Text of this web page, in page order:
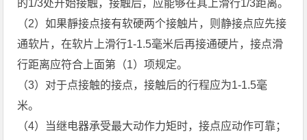
的1/3处开始接触，接触后，应能够在其上滑行1/3距离。
（2）如果靜接点接有软硬两个接触片，则静接点应先接
通软片，在软片上滑行1-1.5毫米后再接通硬片，接点滑
行距离应符合上面第（1）项规定。
（3）对于点接触的接点，接触后的行程应为1-1.5毫
米。
（4）当继电器承受最大动作力矩时，接点应动作可靠；